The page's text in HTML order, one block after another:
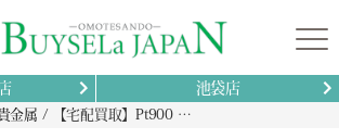
池袋店
金属 【宅配買取】Pt900 オパール リング Pt850 ネックレス K18 サファイア リング 貴金属 ジュエリー 買取｜鹿児島県霧島市